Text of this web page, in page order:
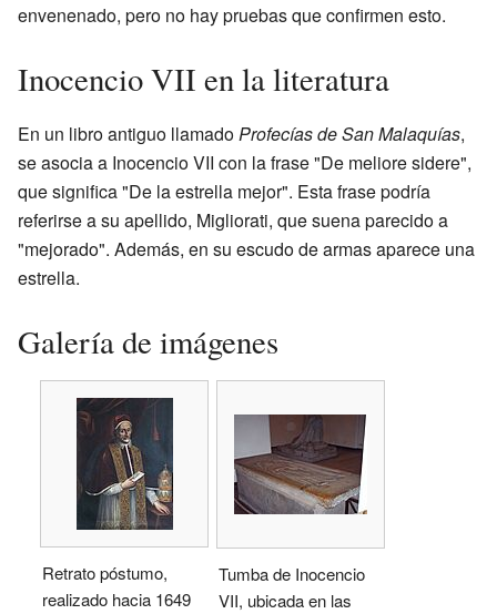
envenenado, pero no hay pruebas que confirmen esto.
Inocencio VII en la literatura
En un libro antiguo llamado Profecías de San Malaquías,
se asocia a Inocencio VII con la frase "De meliore sidere",
que significa "De la estrella mejor". Esta frase podría
referirse a su apellido, Migliorati, que suena parecido a
"mejorado". Además, en su escudo de armas aparece una
estrella.
Galería de imágenes
Retrato póstumo,
realizado hacia 1649
Tumba de Inocencio
VII, ubicada en las